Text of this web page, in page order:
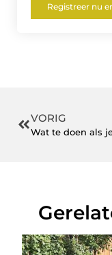
Registreer nu
VORIG